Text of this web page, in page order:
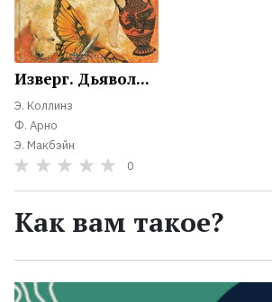
Изверг. Дьявол...
Э. Коллинз
Ф. Арно
Э. Макбэйн
0
Как вам такое?